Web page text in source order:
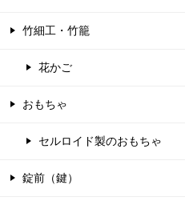
竹細工・竹籠
花かご
おもちゃ
セルロイド製のおもちゃ
錠前（鍵）